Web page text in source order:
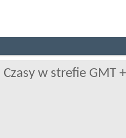
Czasy w strefie GMT